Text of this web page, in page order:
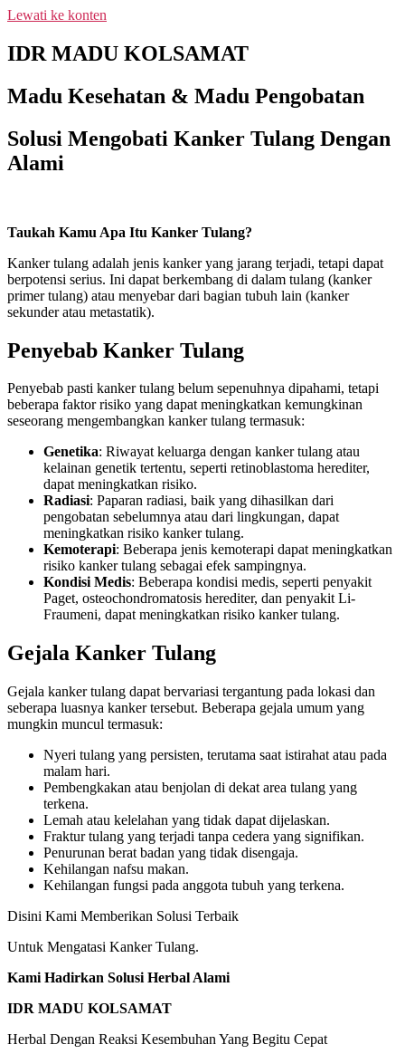
Lewati ke konten
IDR MADU KOLSAMAT
Madu Kesehatan & Madu Pengobatan
Solusi Mengobati Kanker Tulang Dengan
Alami
Taukah Kamu Apa Itu Kanker Tulang?
Kanker tulang adalah jenis kanker yang jarang terjadi, tetapi dapat
berpotensi serius. Ini dapat berkembang di dalam tulang (kanker
primer tulang) atau menyebar dari bagian tubuh lain (kanker
sekunder atau metastatik).
Penyebab Kanker Tulang
Penyebab pasti kanker tulang belum sepenuhnya dipahami, tetapi
beberapa faktor risiko yang dapat meningkatkan kemungkinan
seseorang mengembangkan kanker tulang termasuk:
Genetika: Riwayat keluarga dengan kanker tulang atau
kelainan genetik tertentu, seperti retinoblastoma herediter,
dapat meningkatkan risiko.
Radiasi: Paparan radiasi, baik yang dihasilkan dari
pengobatan sebelumnya atau dari lingkungan, dapat
meningkatkan risiko kanker tulang.
Kemoterapi: Beberapa jenis kemoterapi dapat meningkatkan
risiko kanker tulang sebagai efek sampingnya.
Kondisi Medis: Beberapa kondisi medis, seperti penyakit
Paget, osteochondromatosis herediter, dan penyakit Li-
Fraumeni, dapat meningkatkan risiko kanker tulang.
Gejala Kanker Tulang
Gejala kanker tulang dapat bervariasi tergantung pada lokasi dan
seberapa luasnya kanker tersebut. Beberapa gejala umum yang
mungkin muncul termasuk:
Nyeri tulang yang persisten, terutama saat istirahat atau pada
malam hari.
Pembengkakan atau benjolan di dekat area tulang yang
terkena.
Lemah atau kelelahan yang tidak dapat dijelaskan.
Fraktur tulang yang terjadi tanpa cedera yang signifikan.
Penurunan berat badan yang tidak disengaja.
Kehilangan nafsu makan.
Kehilangan fungsi pada anggota tubuh yang terkena.
Disini Kami Memberikan Solusi Terbaik
Untuk Mengatasi Kanker Tulang.
Kami Hadirkan Solusi Herbal Alami
IDR MADU KOLSAMAT
Herbal Dengan Reaksi Kesembuhan Yang Begitu Cepat
NEW PROMO !! BAYAR SETELAH
INDONESIA KLIK PESAN SEKARANG
SAMPAI KE REKENING KAMI)